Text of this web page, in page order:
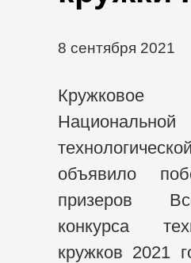
8 сентября 2021
Кружковое
Национальной
объявило
призеров
конкурса
кружков 2021